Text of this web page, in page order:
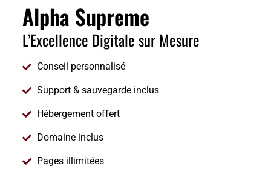
Alpha Supreme
L’Excellence Digitale sur Mesure
Conseil personnalisé
Support & sauvegarde inclus
Hébergement offert
Domaine inclus
Pages illimitées